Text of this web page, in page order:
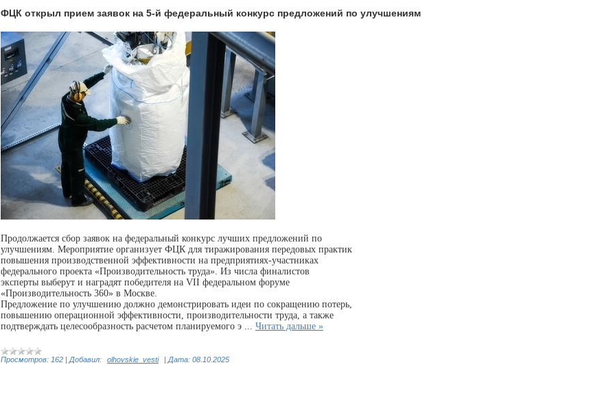
ФЦК открыл прием заявок на 5-й федеральный конкурс предложений по улучшениям
Продолжается сбор заявок на федеральный конкурс лучших предложений по
улучшениям. Мероприятие организует ФЦК для тиражирования передовых практик
повышения производственной эффективности на предприятиях-участниках
федерального проекта «Производительность труда». Из числа финалистов
эксперты выберут и наградят победителя на VII федеральном форуме
«Производительность 360» в Москве.
Предложение по улучшению должно демонстрировать идеи по сокращению потерь,
повышению операционной эффективности, производительности труда, а также
подтверждать целесообразность расчетом планируемого э ... Читать дальше »
Просмотров: 162 | Добавил: olhovskie_vesti | Дата: 08.10.2025